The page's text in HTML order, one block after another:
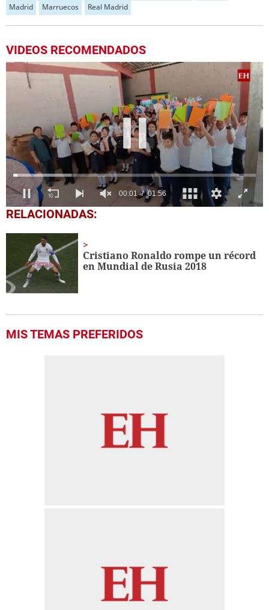
Madrid Marruecos Real Madrid
VIDEOS RECOMENDADOS
0
seconds
minute,
seconds
RELACIONADAS:
Cristiano Ronaldo rompe un récord
en Mundial de Rusia 2018
MIS TEMAS PREFERIDOS